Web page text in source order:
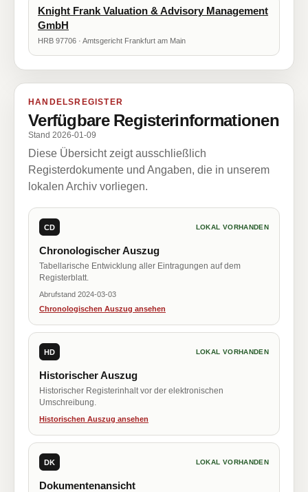
Knight Frank Valuation & Advisory Management
GmbH
HRB 97706 · Amtsgericht Frankfurt am Main
HANDELSREGISTER
Verfügbare Registerinformationen
Stand 2026-01-09
Diese Übersicht zeigt ausschließlich
Registerdokumente und Angaben, die in unserem
lokalen Archiv vorliegen.
CD LOKAL VORHANDEN
Chronologischer Auszug
Tabellarische Entwicklung aller Eintragungen auf dem
Registerblatt.
Abrufstand 2024-03-03
Chronologischen Auszug ansehen
HD LOKAL VORHANDEN
Historischer Auszug
Historischer Registerinhalt vor der elektronischen
Umschreibung.
Historischen Auszug ansehen
DK LOKAL VORHANDEN
Dokumentenansicht